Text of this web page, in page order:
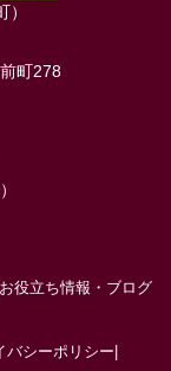
町278
お役立ち情報・ブログ
バシーポリシー